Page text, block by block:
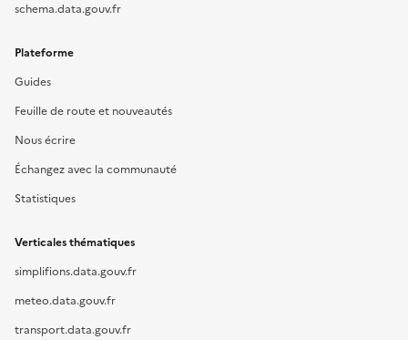
schema.data.gouv.fr
Plateforme
Guides
Feuille de route et nouveautés
Nous écrire
Échangez avec la communauté
Statistiques
Verticales thématiques
simplifions.data.gouv.fr
meteo.data.gouv.fr
transport.data.gouv.fr